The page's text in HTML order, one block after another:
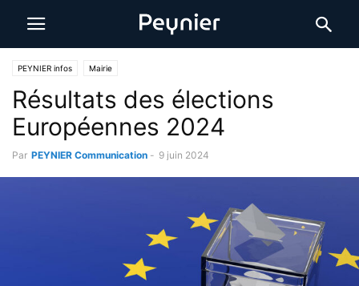
PEYNIER infos Mairie
Résultats des élections
Européennes 2024
Par PEYNIER Communication - 9 juin 2024